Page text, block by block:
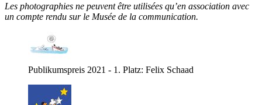
Les photographies ne peuvent être utilisées qu’en association avec
un compte rendu sur le Musée de la communication.
Publikumspreis 2021 - 1. Platz: Felix Schaad